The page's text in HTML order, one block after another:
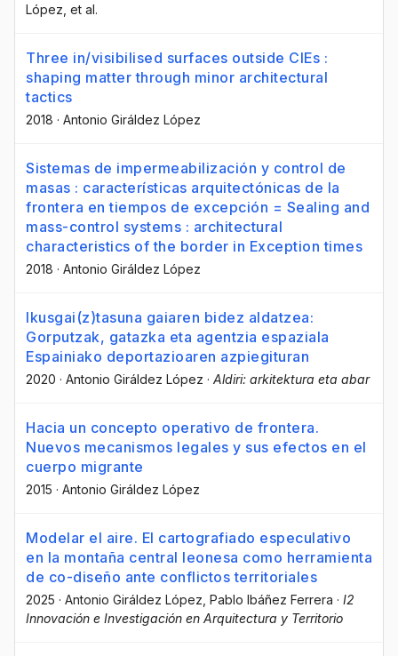
López , et al.
Three in/visibilised surfaces outside CIEs :
shaping matter through minor architectural
tactics
2018 · Antonio Giráldez López
Sistemas de impermeabilización y control de
masas : características arquitectónicas de la
frontera en tiempos de excepción = Sealing and
mass-control systems : architectural
characteristics of the border in Exception times
2018 · Antonio Giráldez López
Ikusgai(z)tasuna gaiaren bidez aldatzea:
Gorputzak, gatazka eta agentzia espaziala
Espainiako deportazioaren azpiegituran
2020 · Antonio Giráldez López · Aldiri: arkitektura eta abar
Hacia un concepto operativo de frontera.
Nuevos mecanismos legales y sus efectos en el
cuerpo migrante
2015 · Antonio Giráldez López
Modelar el aire. El cartografiado especulativo
en la montaña central leonesa como herramienta
de co-diseño ante conflictos territoriales
2025 · Antonio Giráldez López , Pablo Ibáñez Ferrera · I2
Innovación e Investigación en Arquitectura y Territorio